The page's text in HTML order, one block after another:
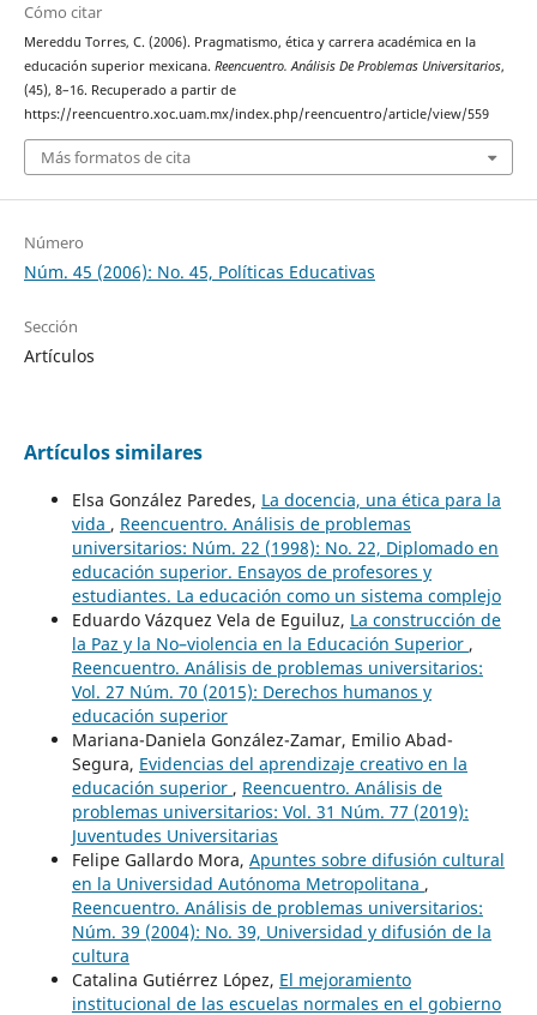
Cómo citar
Mereddu Torres, C. (2006). Pragmatismo, ética y carrera académica en la
educación superior mexicana. Reencuentro. Análisis De Problemas Universitarios,
(45), 8–16. Recuperado a partir de
https://reencuentro.xoc.uam.mx/index.php/reencuentro/article/view/559
Más formatos de cita
Número
Núm. 45 (2006): No. 45, Políticas Educativas
Sección
Artículos
Artículos similares
Elsa González Paredes, La docencia, una ética para la
vida , Reencuentro. Análisis de problemas
universitarios: Núm. 22 (1998): No. 22, Diplomado en
educación superior. Ensayos de profesores y
estudiantes. La educación como un sistema complejo
Eduardo Vázquez Vela de Eguiluz, La construcción de
la Paz y la No–violencia en la Educación Superior ,
Reencuentro. Análisis de problemas universitarios:
Vol. 27 Núm. 70 (2015): Derechos humanos y
educación superior
Mariana-Daniela González-Zamar, Emilio Abad-
Segura, Evidencias del aprendizaje creativo en la
educación superior , Reencuentro. Análisis de
problemas universitarios: Vol. 31 Núm. 77 (2019):
Juventudes Universitarias
Felipe Gallardo Mora, Apuntes sobre difusión cultural
en la Universidad Autónoma Metropolitana ,
Reencuentro. Análisis de problemas universitarios:
Núm. 39 (2004): No. 39, Universidad y difusión de la
cultura
Catalina Gutiérrez López, El mejoramiento
institucional de las escuelas normales en el gobierno